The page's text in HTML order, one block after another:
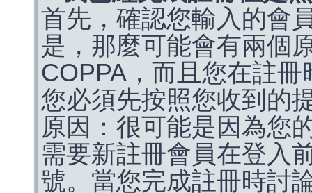
首先，確認您輸入的會
是，那麼可能會有兩個
COPPA，而且您在註
您必須先按照您收到的
原因：很可能是因為您
需要新註冊會員在登入
號。當您完成註冊時討